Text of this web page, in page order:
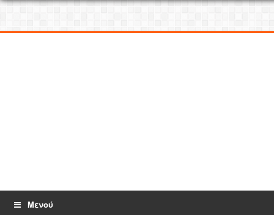
Μενού